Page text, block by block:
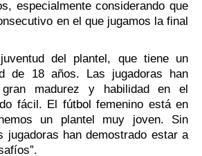
especialmente considerando que
en el que jugamos la final
del plantel, que tiene un
de 18 años. Las jugadoras han
gran madurez y habilidad en el
fácil. El fútbol femenino está en
un plantel muy joven. Sin
jugadoras han demostrado estar a